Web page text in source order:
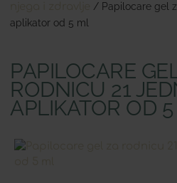
/ Papilocare gel
aplikator od 5 ml
PAPILOCARE
RODNICU 21
APLIKATOR OD